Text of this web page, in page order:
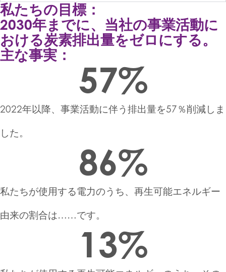
私たちの目標：
2030年までに、当社の事業活動に
おける炭素排出量をゼロにする。
主な事実：
2022年以降、事業活動に伴う排出量を57％削減しま
した。
57%
私たちが使用する電力のうち、再生可能エネルギー
由来の割合は……です。
86%
13%